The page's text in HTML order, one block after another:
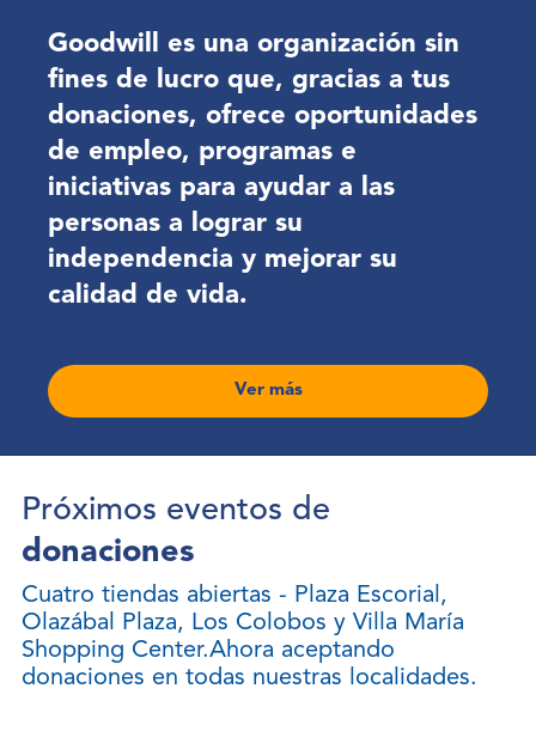
Goodwill es una organización sin
fines de lucro que, gracias a tus
donaciones, ofrece oportunidades
de empleo, programas e
iniciativas para ayudar a las
personas a lograr su
independencia y mejorar su
calidad de vida.
Ver más
Próximos eventos de
donaciones
Cuatro tiendas abiertas - Plaza Escorial,
Olazábal Plaza, Los Colobos y Villa María
Shopping Center.Ahora aceptando
donaciones en todas nuestras localidades.